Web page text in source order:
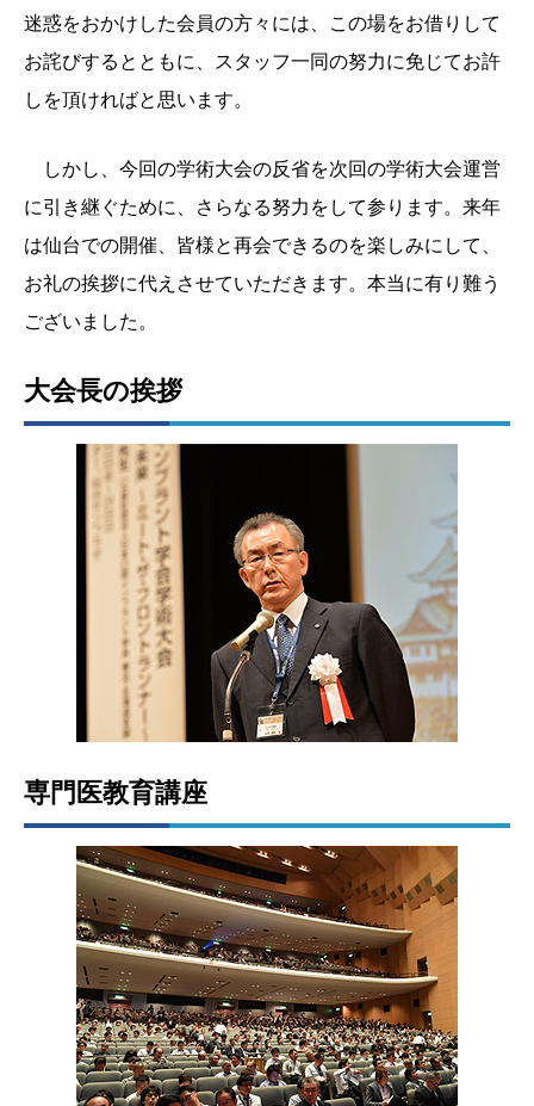
迷惑をおかけした会員の方々には、この場をお借りして
お詫びするとともに、スタッフ一同の努力に免じてお許
しを頂ければと思います。
しかし、今回の学術大会の反省を次回の学術大会運営
に引き継ぐために、さらなる努力をして参ります。来年
は仙台での開催、皆様と再会できるのを楽しみにして、
お礼の挨拶に代えさせていただきます。本当に有り難う
ございました。
大会長の挨拶
専門医教育講座